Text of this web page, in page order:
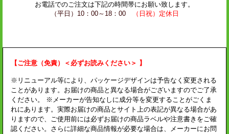
お電話でのご注文は下記の時間帯にお願い致します。
（平日）10：00～18：00
（日祝）定休日
【ご注意（免責）＜必ずお読みください＞ 】
※リニューアル等により、パッケージデザインは予告なく変更される
ことがあります。お届けの商品と異なる場合がございますのでご了承
ください。 ※メーカーが告知なしに成分等を変更することがごくま
れにあります。実際お届けの商品とサイト上の表記が異なる場合があ
りますので、ご使用前には必ずお届けの商品ラベルや注意書きをご確
認ください。さらに詳細な商品情報が必要な場合は、メーカーにお問